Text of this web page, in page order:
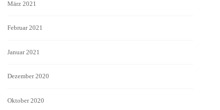
März 2021
Februar 2021
Januar 2021
Dezember 2020
Oktober 2020